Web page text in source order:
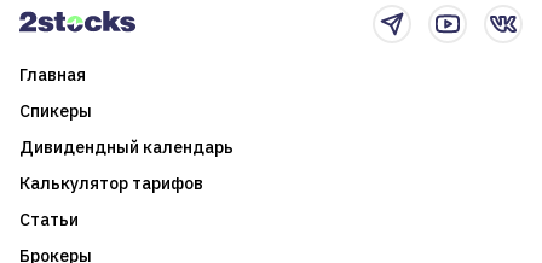
Главная
Спикеры
Дивидендный календарь
Калькулятор тарифов
Статьи
Брокеры